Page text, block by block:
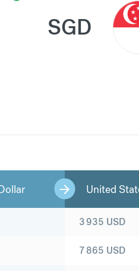
SGD
United
3 935 USD
7 865 USD